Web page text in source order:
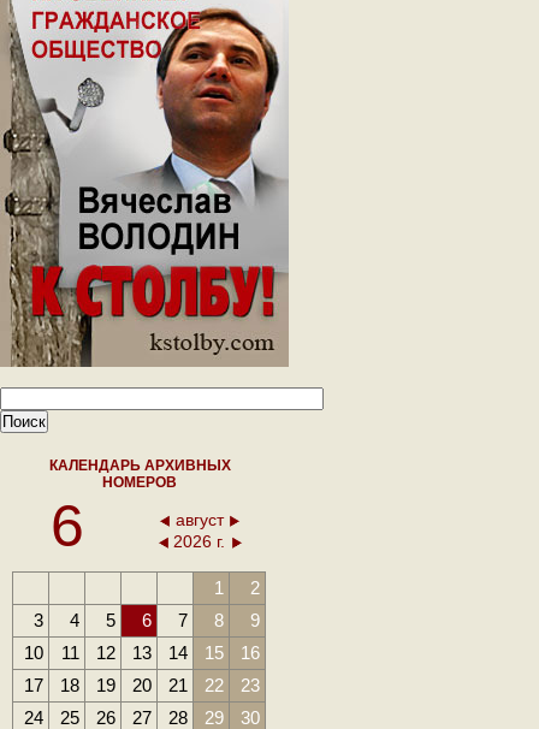
КАЛЕНДАРЬ АРХИВНЫХ
НОМЕРОВ
6
август
2026 г.
1
2
3
4 5 6 7 8
9
10
11 12 13 14 15
16
17
18 19 20 21 22
23
24
25 26 27 28 29
30